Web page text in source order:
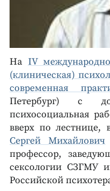
На IV
(клиническая)
современная
Петербург) с
психосоциальная
вверх по лестнице,
Сергей Михайлович
профессор,
сексологии СЗГМУ
Российской